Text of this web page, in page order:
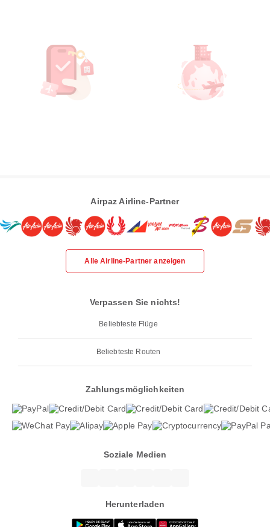
Airpaz Airline-Partner
Alle Airline-Partner anzeigen
Verpassen Sie nichts!
Beliebteste Flüge
Beliebteste Routen
Zahlungsmöglichkeiten
Soziale Medien
Herunterladen